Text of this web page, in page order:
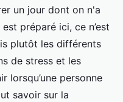
un jour dont on n'a
préparé ici, ce n’est
plutôt les différents
de stress et les
lorsqu’une personne
savoir sur la